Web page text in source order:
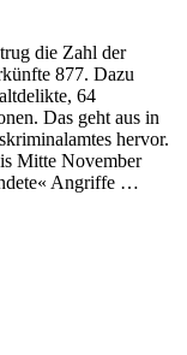
die Zahl der
877. Dazu
64
Das geht aus in
hervor.
Mitte November
Angriffe …